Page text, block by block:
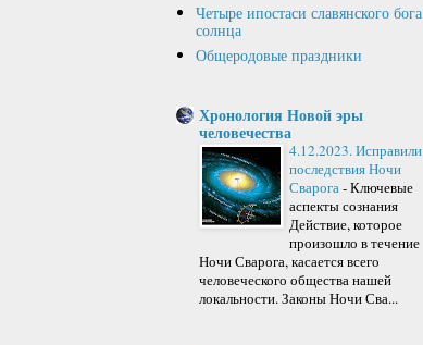
Четыре ипостаси славянского бога
солнца
Общеродовые праздники
Хронология Новой эры
человечества
4.12.2023. Исправили
последствия Ночи
Сварога-Ключевые
аспекты сознания
Действие, которое
произошло в течение
Ночи Сварога, касается всего
человеческого общества нашей
локальности. Законы Ночи Сва...